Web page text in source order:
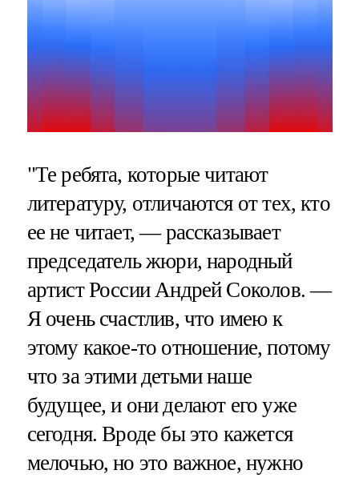
"Те ребята, которые читают
литературу, отличаются от тех, кто
ее не читает, — рассказывает
председатель жюри, народный
артист России Андрей Соколов. —
Я очень счастлив, что имею к
этому какое-то отношение, потому
что за этими детьми наше
будущее, и они делают его уже
сегодня. Вроде бы это кажется
мелочью, но это важное, нужно